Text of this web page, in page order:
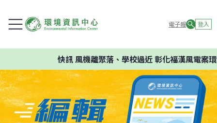
電子報 登入
快訊風機離聚落、學校過近 彰化福漢風電案環